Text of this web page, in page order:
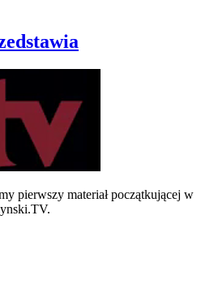
pierwszy materiał początkującej w
Baczynski.TV.